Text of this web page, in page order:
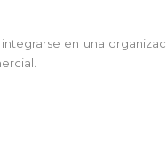
en una